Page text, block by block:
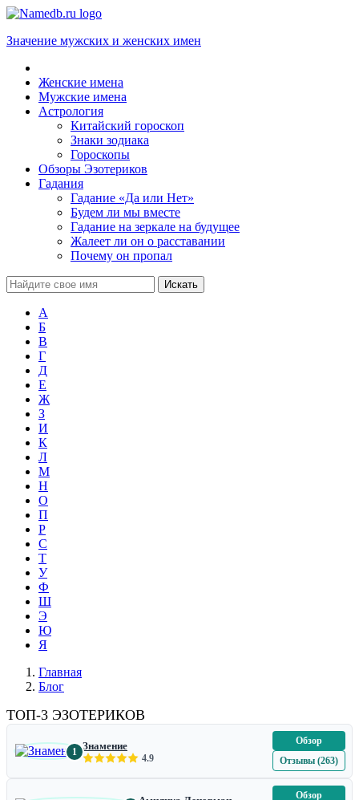
Значение мужских и женских имен
Женские имена
Мужские имена
Астрология
Китайский гороскоп
Знаки зодиака
Гороскопы
Обзоры Эзотериков
Гадания
Гадание «Да или Нет»
Будем ли мы вместе
Гадание на зеркале на будущее
Жалеет ли он о расставании
Почему он пропал
А
Б
В
Г
Д
Е
Ж
З
И
К
Л
М
Н
О
П
Р
С
Т
У
Ф
Ш
Э
Ю
Я
Главная
Блог
ТОП-3 ЭЗОТЕРИКОВ
1 Знамение
4.9
Обзор
Отзывы (263)
Обзор